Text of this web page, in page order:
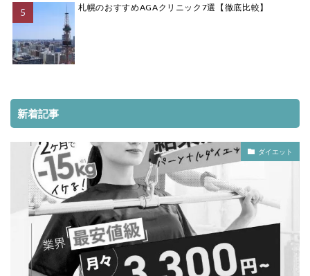
札幌のおすすめAGAクリニック7選【徹底比較】
新着記事
ダイエット